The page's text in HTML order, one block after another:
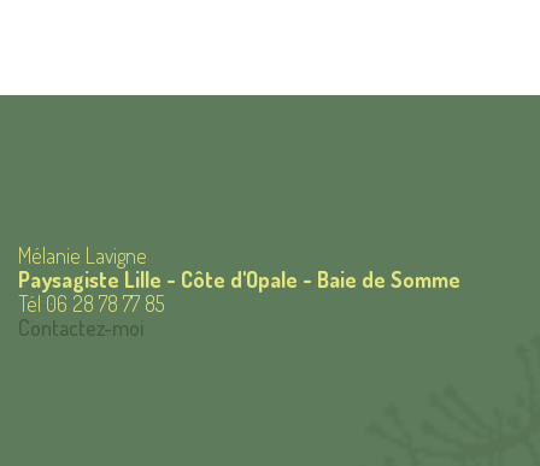
Mélanie Lavigne
Paysagiste Lille - Côte d'Opale - Baie de Somme
Tél 06 28 78 77 85
Contactez-moi